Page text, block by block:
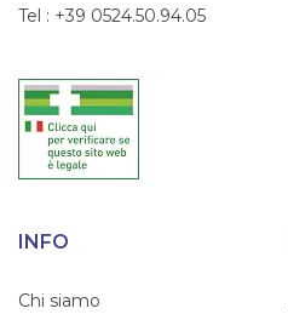
Tel : +39 0524.50.94.05
INFO
Chi siamo